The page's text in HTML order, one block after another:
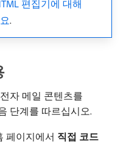
편집기에 대해
.
자 메일 콘텐츠를
단계를 따르십시오.
페이지에서 직접 코드